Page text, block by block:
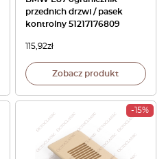
przednich drzwi / pasek
kontrolny 51217176809
115,92zł
Zobacz produkt
-15%